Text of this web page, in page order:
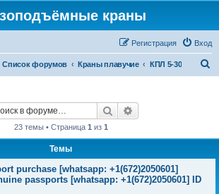
краны
Вход
Регистрация
Список форумов Краны плавучие КПЛ 5-30
Поиск
23 темы • Страница 1 из 1
Темы
purchase [whatsapp: +1(672)2050601]
passports [whatsapp: +1(672)2050601] ID